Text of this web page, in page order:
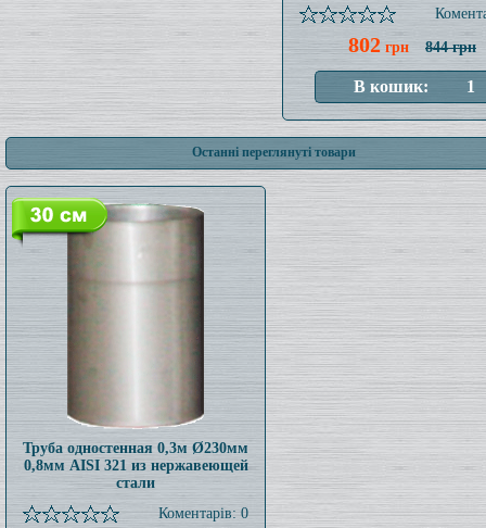
802 грн 844 грн
Останні переглянуті товари
Труба одностенная 0,3м Ø230мм
0,8мм AISI 321 из нержавеющей
стали
Коментарів: 0